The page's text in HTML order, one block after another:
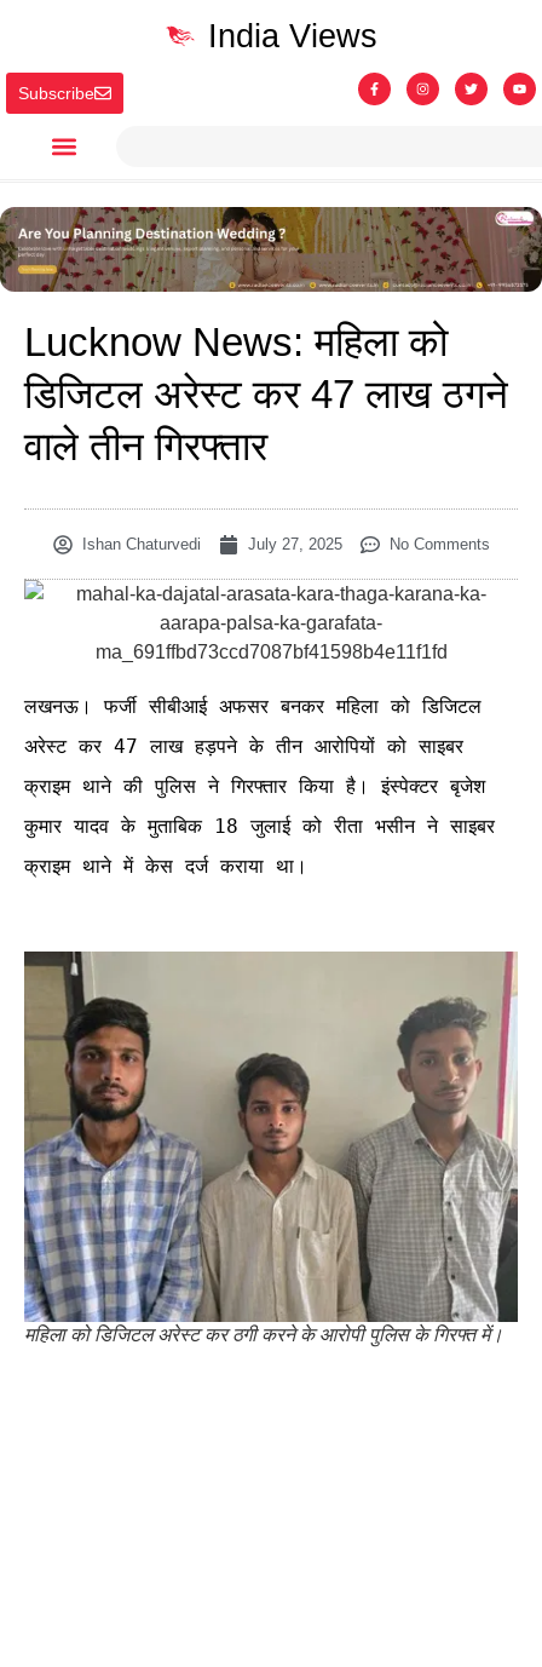
Subscribe
India Views
Lucknow News: महिला को
डिजिटल अरेस्ट कर 47 लाख ठगने
वाले तीन गिरफ्तार
Ishan Chaturvedi July 27, 2025 No Comments
लखनऊ। फर्जी सीबीआई अफसर बनकर महिला को डिजिटल
अरेस्ट कर 47 लाख हड़पने के तीन आरोपियों को साइबर
क्राइम थाने की पुलिस ने गिरफ्तार किया है। इंस्पेक्टर बृजेश
कुमार यादव के मुताबिक 18 जुलाई को रीता भसीन ने साइबर
क्राइम थाने में केस दर्ज कराया था।
महिला को डिजिटल अरेस्ट कर ठगी करने के आरोपी पुलिस के गिरफ्त में।